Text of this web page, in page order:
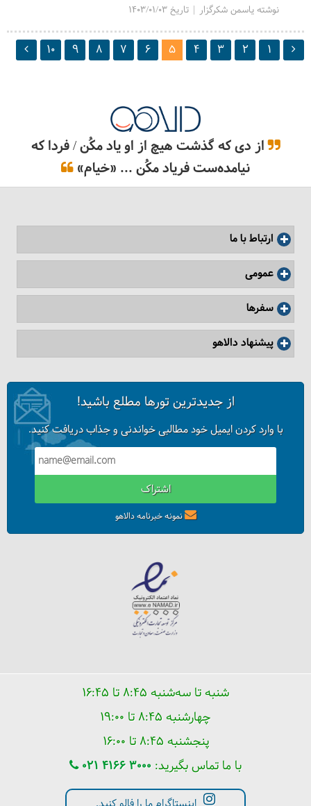
نوشته یاسمن شکرگزار | تاریخ 1403/01/03
1
2
3
4
5
6
7
8
9
10
از دی که گذشت هیچ از او یاد مکُن / فردا که
نیامده‌ست فریاد مکُن ... «خیام»
ارتباط با ما
عمومی
سفرها
پیشنهاد دالاهو
از جدیدترین تورها مطلع باشید!
با وارد کردن ایمیل خود مطالبی خواندنی و جذاب دریافت کنید.
اشتراک
نمونه خبرنامه دالاهو
شنبه تا سه‌شنبه ۸:۴۵ تا ۱۶:۴۵
چهارشنبه ۸:۴۵ تا ۱۹:۰۰
پنجشنبه ۸:۴۵ تا ۱۶:۰۰
با ما تماس بگیرید: 021 4166 3000